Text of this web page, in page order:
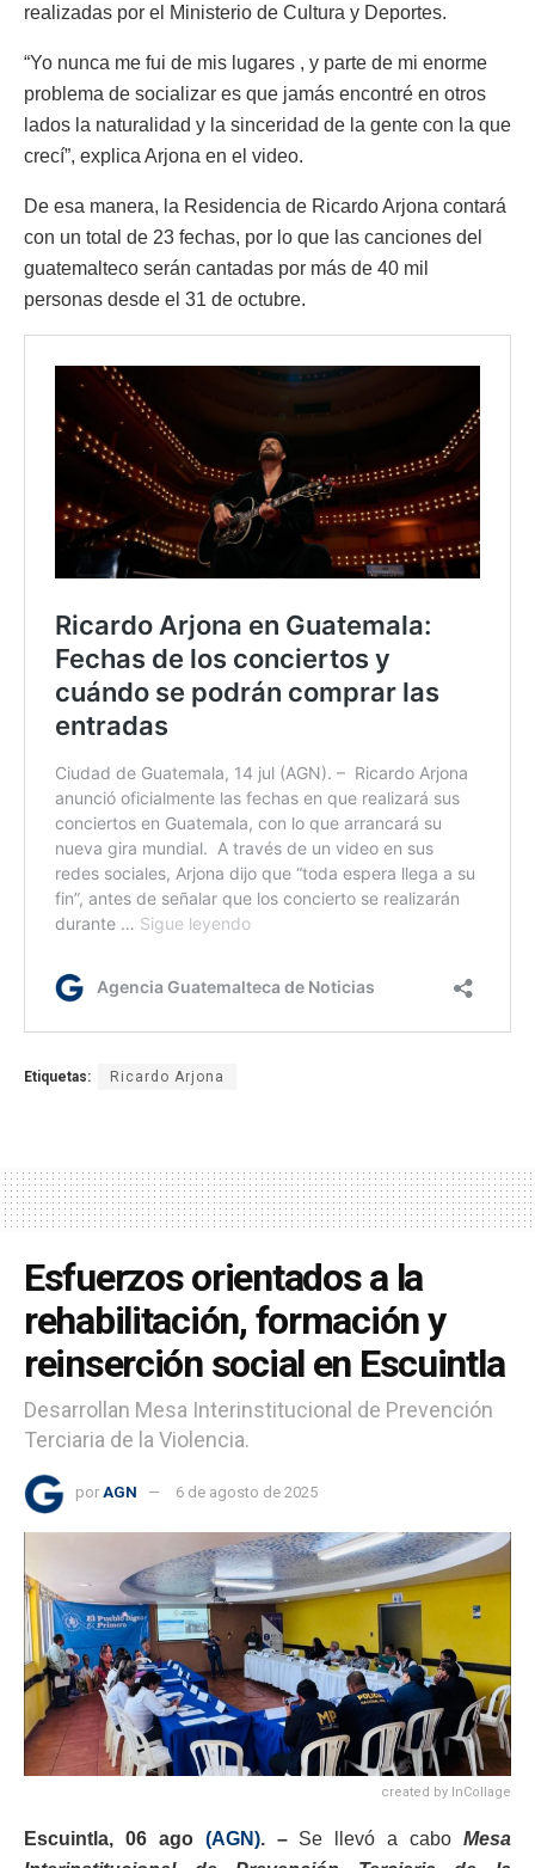
realizadas por el Ministerio de Cultura y Deportes.
“Yo nunca me fui de mis lugares , y parte de mi enorme
problema de socializar es que jamás encontré en otros
lados la naturalidad y la sinceridad de la gente con la que
crecí”, explica Arjona en el video.
De esa manera, la Residencia de Ricardo Arjona contará
con un total de 23 fechas, por lo que las canciones del
guatemalteco serán cantadas por más de 40 mil
personas desde el 31 de octubre.
Etiquetas: Ricardo Arjona
Esfuerzos orientados a la
rehabilitación, formación y
reinserción social en Escuintla
Desarrollan Mesa Interinstitucional de Prevención
Terciaria de la Violencia.
por AGN 6 de agosto de 2025
created by InCollage
Escuintla, 06 ago (AGN). –Se llevó a caboMesa